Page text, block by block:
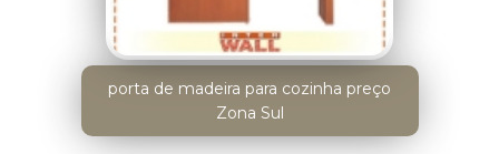
porta de madeira para cozinha preço
Zona Sul